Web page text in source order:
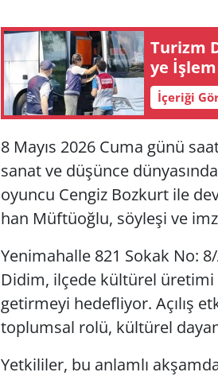
Tu­rizm
ye İşlem
İçeriği
8 Mayıs 2026 Cuma günü
sanat ve dü­şün­ce
oyun­cu Cen­giz Boz­kurt ile
han Müf­tü­oğ­lu, söy­le­şi ve
Ye­ni­ma­hal­le 821 Sokak No:
Didim, il­çe­de kül­tü­rel üre­ti­mi
ge­tir­me­yi he­def­li­yor. Açı­lış
top­lum­sal rolü, kül­tü­rel
Yet­ki­li­ler, bu an­lam­lı